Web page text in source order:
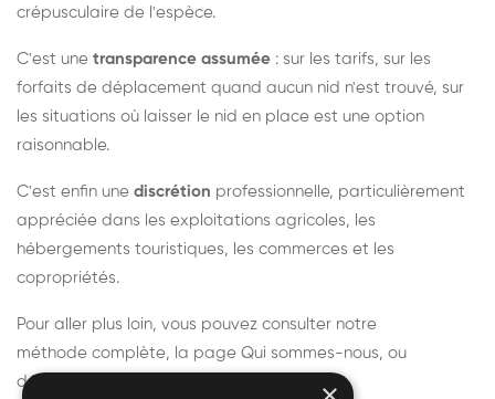
crépusculaire de l'espèce.
C'est une transparence assumée : sur les tarifs, sur les
forfaits de déplacement quand aucun nid n'est trouvé, sur
les situations où laisser le nid en place est une option
raisonnable.
C'est enfin une discrétion professionnelle, particulièrement
appréciée dans les exploitations agricoles, les
hébergements touristiques, les commerces et les
copropriétés.
Pour aller plus loin, vous pouvez consulter notre
méthode complète, la page Qui sommes-nous, ou
découvrir